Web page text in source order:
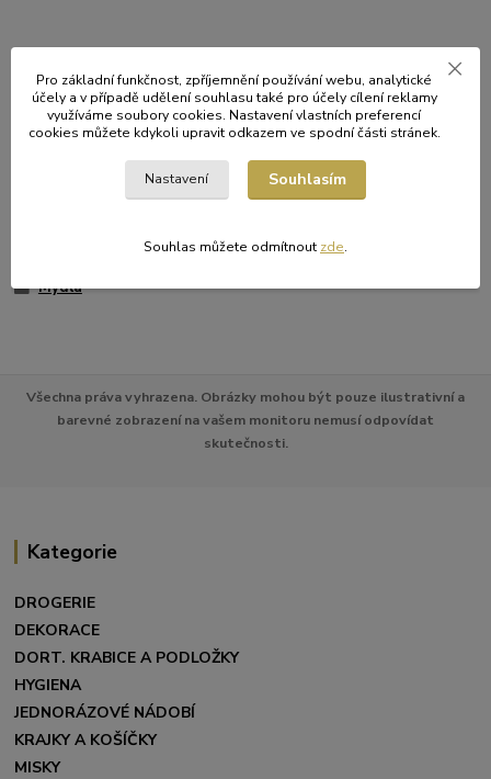
Kompletní specifikace
Dávkovač "Hyg.Soft" tekutého mýdla 1000 ml [1 ks]
ÚKLID A HYGIENA
Mýdla
Všechna práva vyhrazena. Obrázky mohou být pouze ilustrativní a
barevné zobrazení na vašem monitoru nemusí odpovídat
skutečnosti.
Kategorie
DROGERIE
DEKORACE
DORT. KRABICE A PODLOŽKY
HYGIENA
JEDNORÁZOVÉ NÁDOBÍ
KRAJKY A KOŠÍČKY
MISKY
Pro základní funkčnost, zpříjemnění používání webu, analytické
účely a v případě udělení souhlasu také pro účely cílení reklamy
využíváme soubory cookies. Nastavení vlastních preferencí
cookies můžete kdykoli upravit odkazem ve spodní části stránek.
Nastavení Souhlasím
Souhlas můžete odmítnout zde.